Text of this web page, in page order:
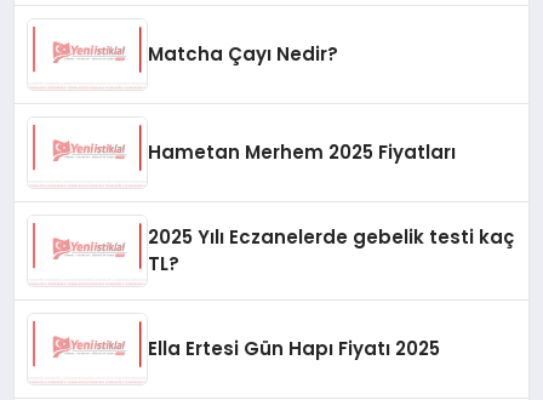
Matcha Çayı Nedir?
Hametan Merhem 2025 Fiyatları
2025 Yılı Eczanelerde gebelik testi kaç
TL?
Ella Ertesi Gün Hapı Fiyatı 2025